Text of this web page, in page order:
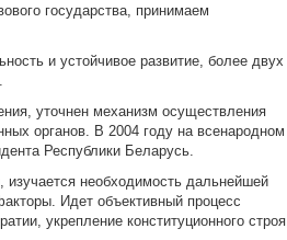
государства, принимаем
и устойчивое развитие, более двух
уточнен механизм осуществления
органов. В 2004 году на всенародном
Республики Беларусь.
изучается необходимость дальнейшей
Идет объективный процесс
укрепление конституционного строя,